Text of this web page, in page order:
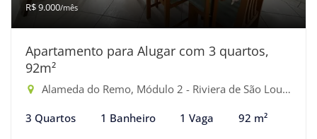
R$ 9.000/mês
Apartamento para Alugar com 3 quartos,
92m²
Alameda do Remo, Módulo 2 - Riviera de São Lourenço, Bertioga-SP
3 Quartos 1 Banheiro 1 Vaga 92 m²